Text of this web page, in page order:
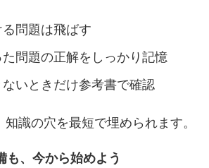
問題は飛ばす
問題の正解をしっかり記憶
いときだけ参考書で確認
識の穴を最短で埋められます。
も、今から始めよう